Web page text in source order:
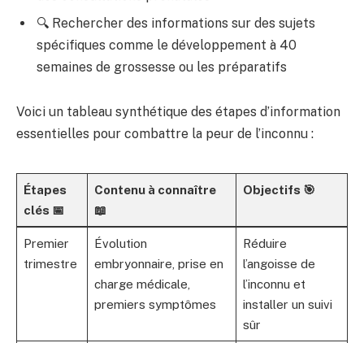
🔍 Rechercher des informations sur des sujets
spécifiques comme le développement à 40
semaines de grossesse ou les préparatifs
Voici un tableau synthétique des étapes d’information
essentielles pour combattre la peur de l’inconnu :
Étapes
clés 📅
Contenu à connaître
📖
Objectifs 🎯
Premier
trimestre
Évolution
embryonnaire, prise en
charge médicale,
premiers symptômes
Réduire
l’angoisse de
l’inconnu et
installer un suivi
sûr